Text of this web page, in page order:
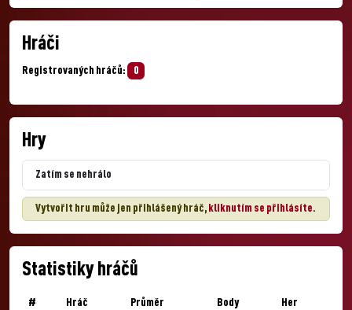
Hráči
Registrovaných hráčů: 0
Hry
Zatím se nehrálo
Vytvořit hru může jen přihlášený hráč, kliknutím se přihlásíte.
Statistiky hráčů
# Hráč Průměr Body Her